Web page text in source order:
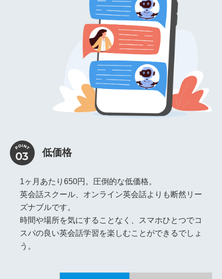
低価格
1ヶ月あたり650円。圧倒的な低価格。
英会話スクール、オンライン英会話よりも断然リー
ズナブルです。
時間や場所を気にすることなく、スマホひとつでコ
スパの良い英会話学習を楽しむことができるでしょ
う。